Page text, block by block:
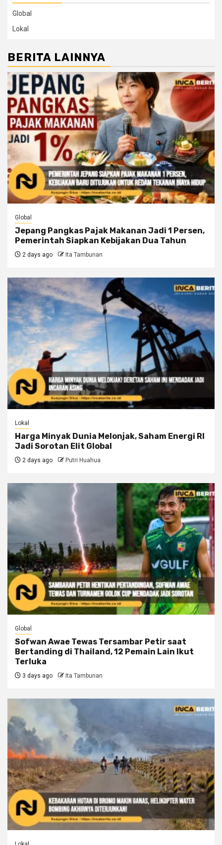
Global
Lokal
BERITA LAINNYA
Global
Jepang Pangkas Pajak Makanan Jadi 1 Persen,
Pemerintah Siapkan Kebijakan Dua Tahun
2 days ago Ita Tambunan
Lokal
Harga Minyak Dunia Melonjak, Saham Energi RI
Jadi Sorotan Elit Global
2 days ago Putri Huahua
Global
Sofwan Awae Tewas Tersambar Petir saat
Bertanding di Thailand, 12 Pemain Lain Ikut
Terluka
3 days ago Ita Tambunan